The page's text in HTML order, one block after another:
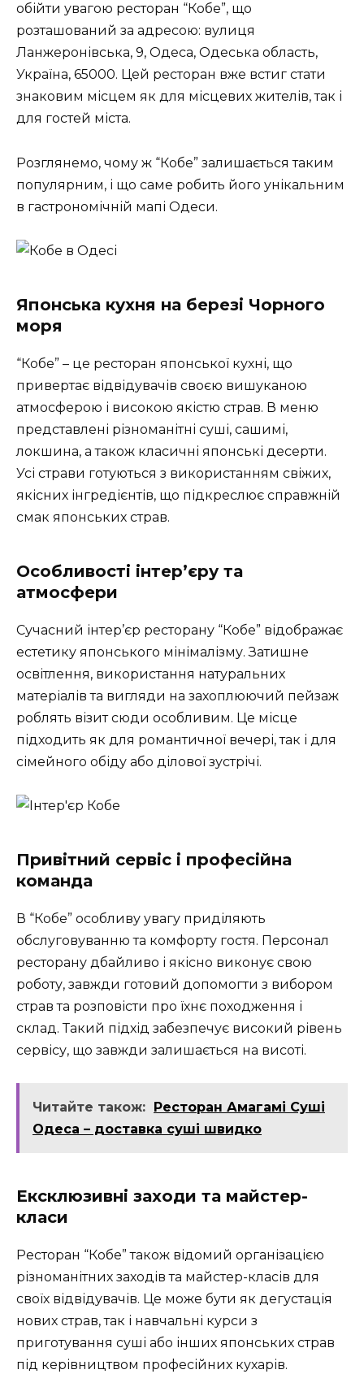
обійти увагою ресторан “Кобе”, що
розташований за адресою: вулиця
Ланжеронівська, 9, Одеса, Одеська область,
Україна, 65000. Цей ресторан вже встиг стати
знаковим місцем як для місцевих жителів, так і
для гостей міста.
Розглянемо, чому ж “Кобе” залишається таким
популярним, і що саме робить його унікальним
в гастрономічній мапі Одеси.
Японська кухня на березі Чорного
моря
“Кобе” – це ресторан японської кухні, що
привертає відвідувачів своєю вишуканою
атмосферою і високою якістю страв. В меню
представлені різноманітні суші, сашимі,
локшина, а також класичні японські десерти.
Усі страви готуються з використанням свіжих,
якісних інгредієнтів, що підкреслює справжній
смак японських страв.
Особливості інтер’єру та
атмосфери
Сучасний інтер’єр ресторану “Кобе” відображає
естетику японського мінімалізму. Затишне
освітлення, використання натуральних
матеріалів та вигляди на захоплюючий пейзаж
роблять візит сюди особливим. Це місце
підходить як для романтичної вечері, так і для
сімейного обіду або ділової зустрічі.
Привітний сервіс і професійна
команда
В “Кобе” особливу увагу приділяють
обслуговуванню та комфорту гостя. Персонал
ресторану дбайливо і якісно виконує свою
роботу, завжди готовий допомогти з вибором
страв та розповісти про їхнє походження і
склад. Такий підхід забезпечує високий рівень
сервісу, що завжди залишається на висоті.
Читайте також:
Ресторан Амагамі Суші
Одеса – доставка суші швидко
Ексклюзивні заходи та майстер-
класи
Ресторан “Кобе” також відомий організацією
різноманітних заходів та майстер-класів для
своїх відвідувачів. Це може бути як дегустація
нових страв, так і навчальні курси з
приготування суші або інших японських страв
під керівництвом професійних кухарів.